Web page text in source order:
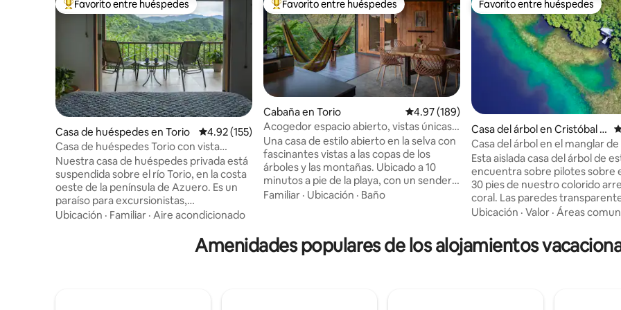
De los mejores en Favorito entre huéspedes
Favorito entre huéspedes
Casa de huéspedes en Torio Calificación promedio: 4.92 de 5; 155 evaluaciones
4.92 (155)
Casa de huéspedes Torio con vista
panorámica; Kokomo
Nuestra casa de huéspedes privada está
suspendida sobre el río Torio, en la costa
oeste de la península de Azuero. Es un
paraíso para excursionistas,
observadores de aves, surfistas y
marcados con mapas publicados
comienzan en nuestro alojamiento.
Ubicación · Familiar · Aire acondicionado
De los mejores en Favorito entre huéspedes
Favorito entre huéspedes
Cabaña en Torio Calificación promedio: 4.97 de 5; 189
4.97 (189)
Acogedor espacio abierto, vistas únicas a
la selva, acceso al río.
Una casa de estilo abierto en la selva con
fascinantes vistas a las copas de los
árboles y las montañas. Ubicado a 10
minutos a pie de la playa, con un sendero
que conduce al río. ¡La casa no es a
huéspedes. Toda la casa es siempre tuya.
La casa ofrece wifi de fibra óptica y dos
Familiar · Ubicación · Baño
Favorito entre huéspedes
Favorito entre huéspedes
Casa del árbol en Cristóbal Is
land
Casa del árbol en el manglar
Esta aislada casa del árbol de
encuentra sobre pilotes sobre
30 pies de nuestro colorido
coral. Las paredes
ventiladas, pero a prueba de
océano y de las vistas, al
mantienen seguro y cómodo.
Ubicación · Valor · Áreas
Amenidades populares de los alojamientos